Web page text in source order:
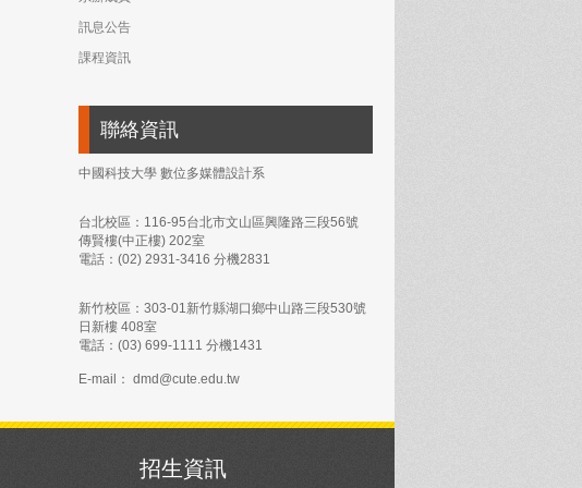
訊息公告
課程資訊
聯絡資訊
中國科技大學 數位多媒體設計系
台北校區：116-95台北市文山區興隆路三段56號
傳賢樓(中正樓) 202室
電話：(02) 2931-3416 分機2831
新竹校區：303-01新竹縣湖口鄉中山路三段530號
日新樓 408室
電話：(03) 699-1111 分機1431
E-mail： dmd@cute.edu.tw
招生資訊